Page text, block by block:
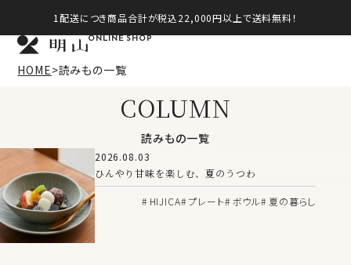
1配送につき商品合計が税込22,000円以上で送料無料！
ONLINE SHOP
HOME 読みもの一覧
COLUMN
読みもの一覧
2026.08.03
ひんやり甘味を楽しむ、夏のうつわ
HIJICA プレート ボウル 夏の暮らし